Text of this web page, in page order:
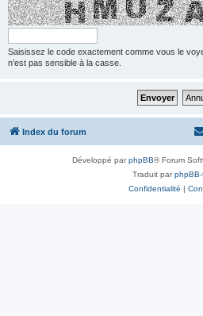
Saisissez le code exactement comme vous le
n’est pas sensible à la casse.
Index du forum
Développé parphpBB® Forum
Traduit parphpBB-
Confidentialité |